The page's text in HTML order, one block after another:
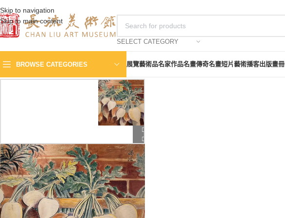
Skip to navigation
Skip to main content
SELECT CATEGORY
BROWSE CATEGORIES 展覽藝術品名家作品名畫傳奇名畫短片藝術播客出版畫冊